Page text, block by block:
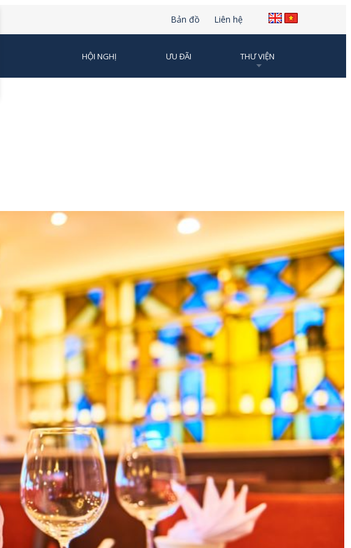
Bản đồ Liên hệ
HỘI NGHỊ ƯU ĐÃI THƯ VIỆN